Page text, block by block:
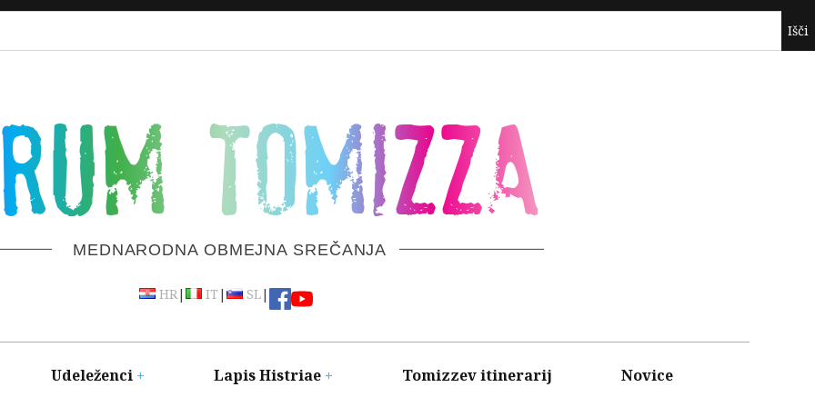
TOMIZZA
MEDNARODNA OBMEJNA SREČANJA
HR| IT | SL|
Udeleženci Lapis Histriae Tomizzev itinerarij Novice